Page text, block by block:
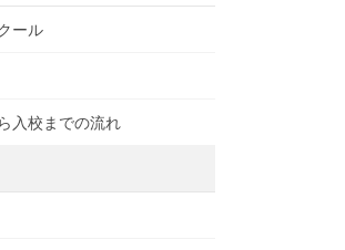
ール
入校までの流れ